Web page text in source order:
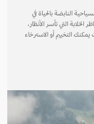
النابضة بالحياة في
التي تأسر الأنظار،
التخييم أو الاسترخاء